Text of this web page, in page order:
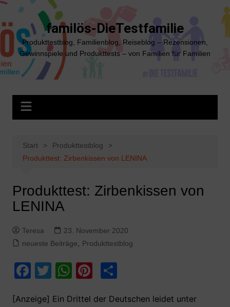
Zum
springen
familös-DieTestfamilie
Produkttestblog, Familienblog, Reiseblog – Rezensionen,
Gewinnspiele und Produkttests – von Familien für Familien
Start
Produkttestblog
Produkttest: Zirbenkissen von LENINA
Produkttest: Zirbenkissen von
LENINA
Teresa
23. November 2020
neueste Beiträge
Produkttestblog
F T W Pi T
[Anzeige] Ein Drittel der Deutschen leidet unter